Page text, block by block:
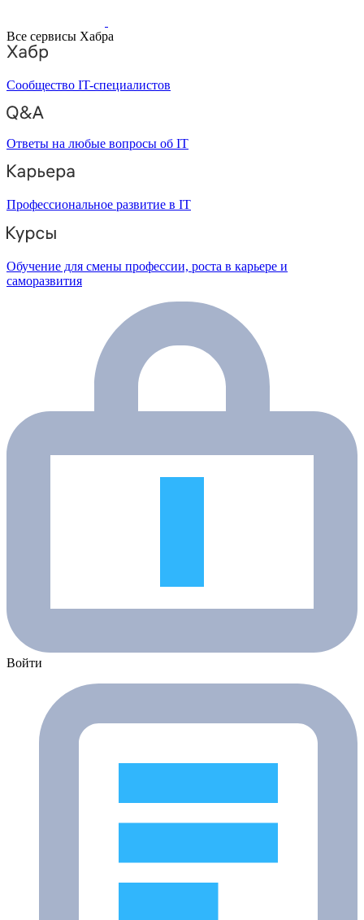
Все сервисы Хабра
Сообщество IT-специалистов
Ответы на любые вопросы об IT
Профессиональное развитие в IT
Обучение для смены профессии, роста в карьере и
саморазвития
Войти